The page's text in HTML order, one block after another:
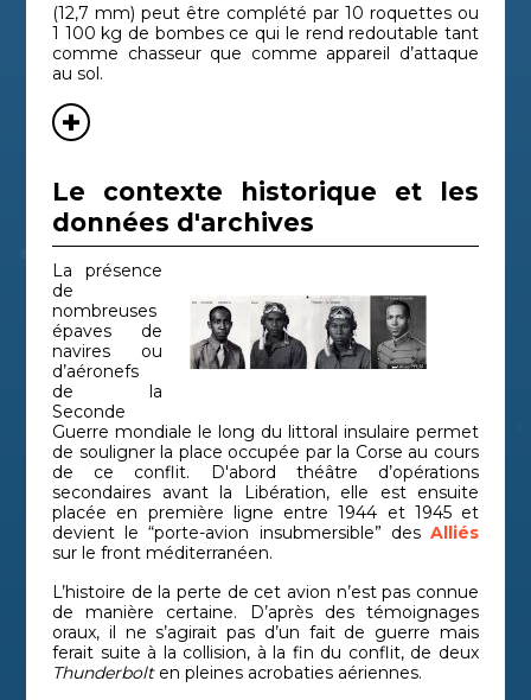
(12,7 mm) peut être complété par 10 roquettes ou
1 100 kg de bombes ce qui le rend redoutable tant
comme chasseur que comme appareil d’attaque
au sol.
Le contexte historique et les
données d'archives
La présence
de
nombreuses
épaves de
navires ou
d’aéronefs
de la
Seconde
Guerre mondiale le long du littoral insulaire permet
de souligner la place occupée par la Corse au cours
de ce conflit. D'abord théâtre d’opérations
secondaires avant la Libération, elle est ensuite
placée en première ligne entre 1944 et 1945 et
devient le “porte-avion insubmersible” des Alliés
sur le front méditerranéen.
L’histoire de la perte de cet avion n’est pas connue
de manière certaine. D’après des témoignages
oraux, il ne s’agirait pas d’un fait de guerre mais
ferait suite à la collision, à la fin du conflit, de deux
Thunderbolten pleines acrobaties aériennes.